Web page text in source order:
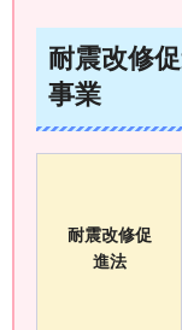
耐震改修
事業
耐震改修促
進法